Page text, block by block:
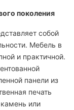
поколения
собой
Мебель в
и практичной.
панели из
печать
или